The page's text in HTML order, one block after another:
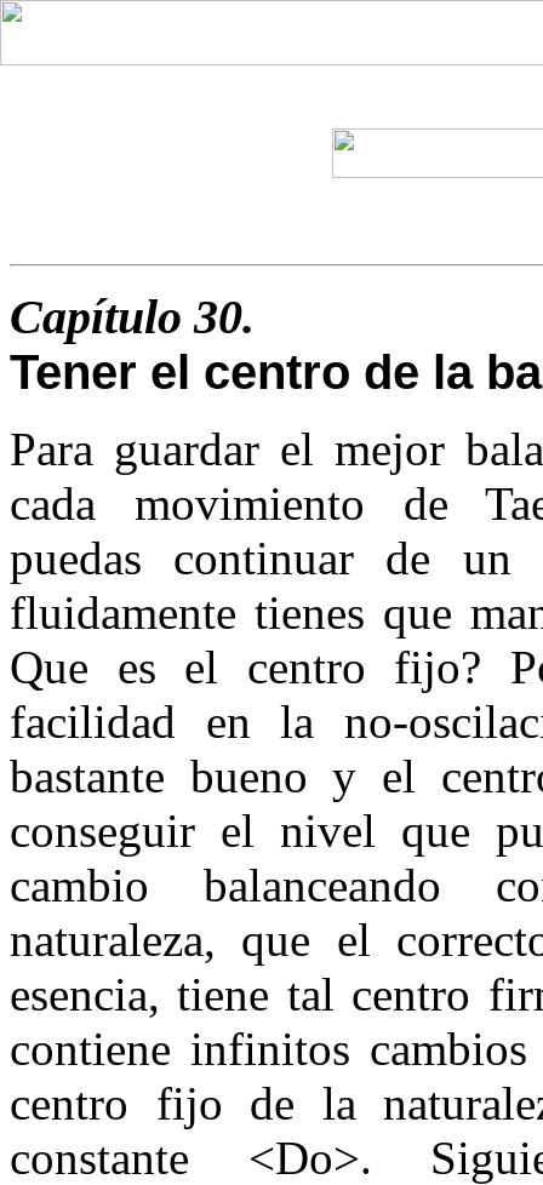
Capítulo 30.
Tener el centro de la
Para guardar el mejor
cada movimiento de
puedas continuar de
fluidamente tienes que
Que es el centro fijo?
facilidad en la no-
bastante bueno y el
conseguir el nivel que
cambio balanceando
naturaleza, que el
esencia, tiene tal centro
contiene infinitos
centro fijo de la
constante <Do>.